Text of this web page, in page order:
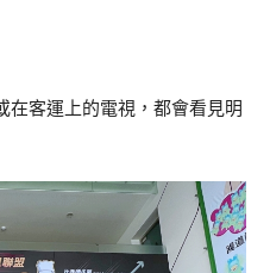
在客運上的電視，都會看見明